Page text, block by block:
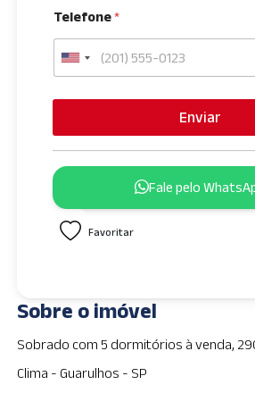
Telefone*
U
e
d
t
a
+
1
Enviar
Fale pelo
Favoritar
Sobre o imóvel
Sobrado com 5 dormitórios à venda,
Clima - Guarulhos - SP